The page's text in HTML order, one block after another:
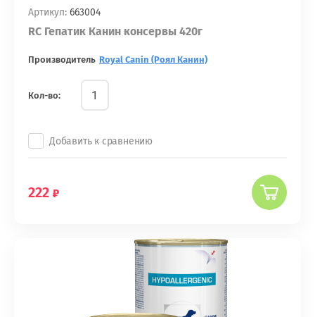
Артикул: 663004
RC Гепатик Канин консервы 420г
Производитель Royal Canin (Роял Канин)
Кол-во:
Добавить к сравнению
222